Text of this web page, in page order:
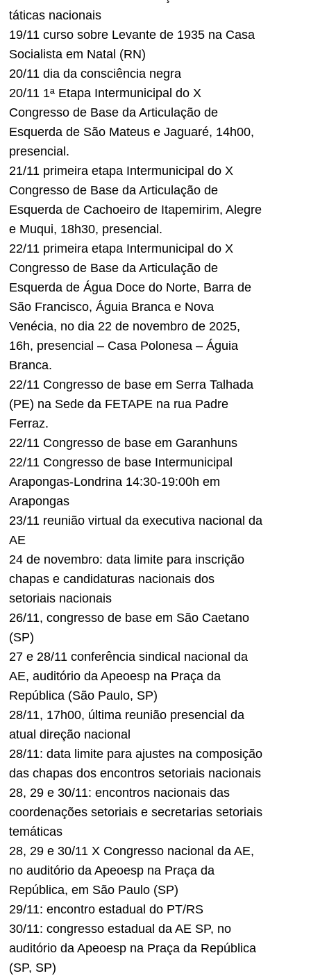
táticas nacionais
19/11 curso sobre Levante de 1935 na Casa
Socialista em Natal (RN)
20/11 dia da consciência negra
20/11 1ª Etapa Intermunicipal do X
Congresso de Base da Articulação de
Esquerda de São Mateus e Jaguaré, 14h00,
presencial.
21/11 primeira etapa Intermunicipal do X
Congresso de Base da Articulação de
Esquerda de Cachoeiro de Itapemirim, Alegre
e Muqui, 18h30, presencial.
22/11 primeira etapa Intermunicipal do X
Congresso de Base da Articulação de
Esquerda de Água Doce do Norte, Barra de
São Francisco, Águia Branca e Nova
Venécia, no dia 22 de novembro de 2025,
16h, presencial – Casa Polonesa – Águia
Branca.
22/11 Congresso de base em Serra Talhada
(PE) na Sede da FETAPE na rua Padre
Ferraz.
22/11 Congresso de base em Garanhuns
22/11 Congresso de base Intermunicipal
Arapongas-Londrina 14:30-19:00h em
Arapongas
23/11 reunião virtual da executiva nacional da
AE
24 de novembro: data limite para inscrição
chapas e candidaturas nacionais dos
setoriais nacionais
26/11, congresso de base em São Caetano
(SP)
27 e 28/11 conferência sindical nacional da
AE, auditório da Apeoesp na Praça da
República (São Paulo, SP)
28/11, 17h00, última reunião presencial da
atual direção nacional
28/11: data limite para ajustes na composição
das chapas dos encontros setoriais nacionais
28, 29 e 30/11: encontros nacionais das
coordenações setoriais e secretarias setoriais
temáticas
28, 29 e 30/11 X Congresso nacional da AE,
no auditório da Apeoesp na Praça da
República, em São Paulo (SP)
29/11: encontro estadual do PT/RS
30/11: congresso estadual da AE SP, no
auditório da Apeoesp na Praça da República
(SP, SP)